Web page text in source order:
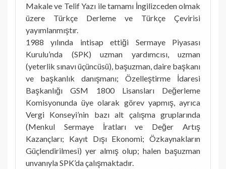
Makale ve Telif Yazı ile tamamı İngilizceden olmak
üzere Türkçe Derleme ve Türkçe Çevirisi
yayımlanmıştır.
1988 yılında intisap ettiği Sermaye Piyasası
Kurulu’nda (SPK) uzman yardımcısı, uzman
(yeterlik sınavı üçüncüsü), başuzman, daire başkanı
ve başkanlık danışmanı; Özelleştirme İdaresi
Başkanlığı GSM 1800 Lisansları Değerleme
Komisyonunda üye olarak görev yapmış, ayrıca
Vergi Konseyi’nin bazı alt çalışma gruplarında
(Menkul Sermaye İratları ve Değer Artış
Kazançları; Kayıt Dışı Ekonomi; Özkaynakların
Güçlendirilmesi) yer almış olup; halen başuzman
unvanıyla SPK’da çalışmaktadır.